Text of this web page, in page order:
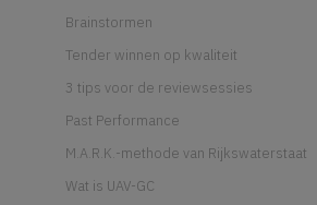
Brainstormen
Tender winnen op kwaliteit
3 tips voor de reviewsessies
Past Performance
M.A.R.K.-methode van Rijkswaterstaat
Wat is UAV-GC